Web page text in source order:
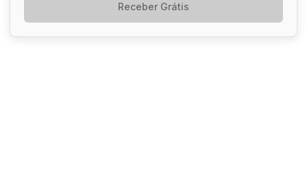
Receber Grátis